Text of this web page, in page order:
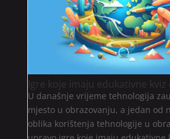
Igre koje imaju edukativne kviz
U današnje vrijeme tehnologija
mjesto u obrazovanju, a jedan od
oblika korištenja tehnologije u